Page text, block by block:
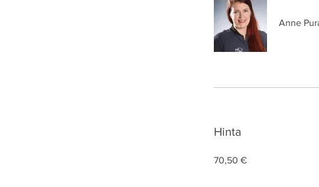
Anne
Hinta
70,50 €